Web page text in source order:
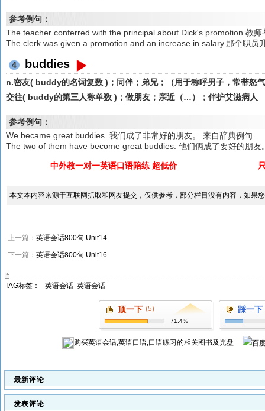
参考例句：
The teacher conferred with the principal about Dick's promotion.教师
The clerk was given a promotion and an increase in salary.那个职员
4 buddies
n.密友( buddy的名词复数 )；同伴；弟兄；（用于称呼男子，常带怒
交往( buddy的第三人称单数 )；做朋友；亲近（…）；伴护艾滋病人
参考例句：
We became great buddies. 我们成了非常好的朋友。 来自辞典例句
The two of them have become great buddies. 他们俩成了要好的朋友
中外教一对一英语口语陪练 超低价
本文本内容来源于互联网抓取和网友提交，仅供参考，部分栏目没有内容，如果
上一篇： 英语会话800句 Unit14
下一篇： 英语会话800句 Unit16
TAG标签： 英语会话 英语会话
顶一下 (5)
71.4%
踩一下
购买英语会话,英语口语,口语练习 的相关图书及光盘
最新评论
发表评论